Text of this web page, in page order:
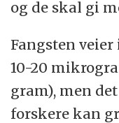
og de skal gi
Fangsten
10-20
gram), men
forskere kan